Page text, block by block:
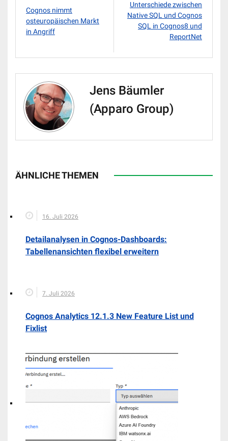
Cognos nimmt
osteuropäischen Markt
in Angriff
Unterschiede zwischen
Native SQL und Cognos
SQL in Cognos8 und
ReportNet
Jens Bäumler
(Apparo Group)
ÄHNLICHE THEMEN
16. Juli 2026
Detailanalysen in Cognos-Dashboards:
Tabellenansichten flexibel erweitern
7. Juli 2026
Cognos Analytics 12.1.3 New Feature List und
Fixlist